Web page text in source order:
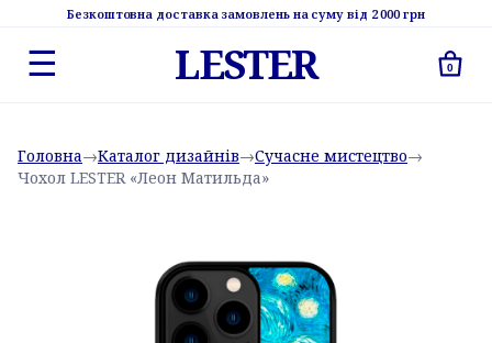
Безкоштовна доставка замовлень на суму від 2 000 грн
☰ LESTER 0
Головна→Каталог дизайнів→Сучасне мистецтво→
Чохол LESTER «Леон Матильда»